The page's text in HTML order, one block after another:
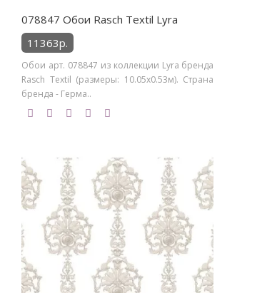
078847 Обои Rasch Textil Lyra
11363р.
Обои арт. 078847 из коллекции Lyra бренда
Rasch Textil (размеры: 10.05х0.53м). Страна
бренда - Герма..